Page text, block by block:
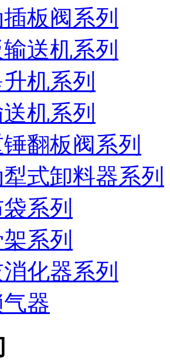
板阀系列
送机系列
机系列
机系列
翻板阀系列
式卸料器系列
系列
系列
化器系列
器